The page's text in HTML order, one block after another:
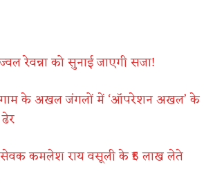
रेवन्ना को सुनाई जाएगी सजा!
के अखल जंगलों में ‘ऑपरेशन अखल’ के
कमलेश राय वसूली के ₹5 लाख लेते